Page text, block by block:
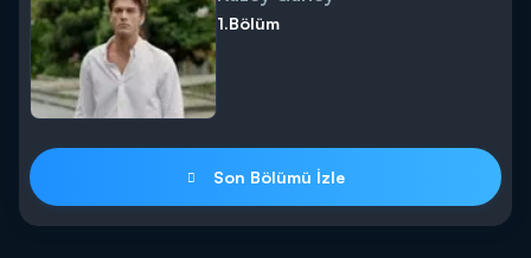
1.Bölüm
Son Bölümü İzle